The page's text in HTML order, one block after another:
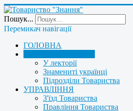
Пошук...
Перемикач навігації
ГОЛОВНА
У лекторії
Знамениті українці
Підрозділи Товариства
УПРАВЛІННЯ
З'їзд Товариства
Правління Товариства